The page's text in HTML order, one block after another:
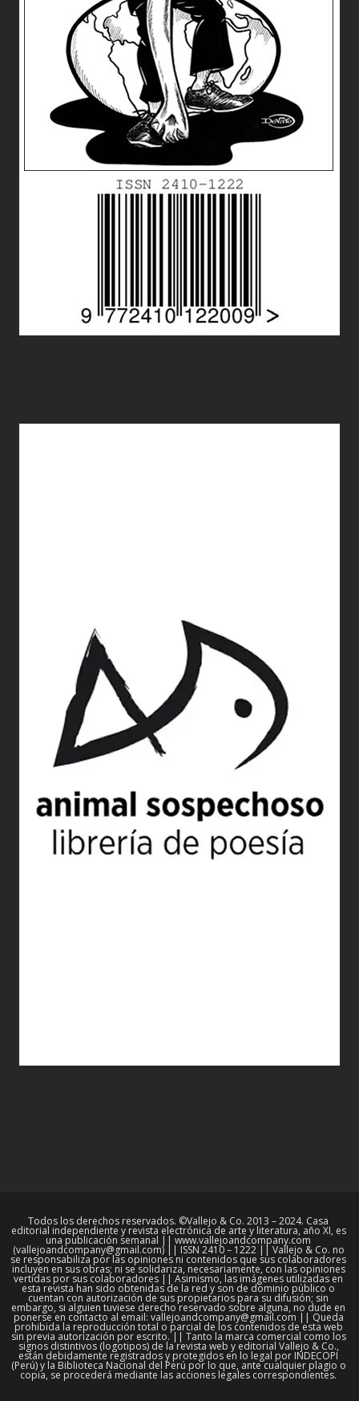
Todos los derechos reservados. ©Vallejo & Co. 2013 – 2024. Casa
editorial independiente y revista electrónica de arte y literatura, año XI, es
una publicación semanal || www.vallejoandcompany.com
(vallejoandcompany@gmail.com) || ISSN 2410 – 1222 || Vallejo & Co. no
se responsabiliza por las opiniones ni contenidos que sus colaboradores
incluyen en sus obras; ni se solidariza, necesariamente, con las opiniones
vertidas por sus colaboradores || Asimismo, las imágenes utilizadas en
esta revista han sido obtenidas de la red y son de dominio público o
cuentan con autorización de sus propietarios para su difusión; sin
embargo, si alguien tuviese derecho reservado sobre alguna, no dude en
ponerse en contacto al email: vallejoandcompany@gmail.com || Queda
prohibida la reproducción total o parcial de los contenidos de esta web
sin previa autorización por escrito. || Tanto la marca comercial como los
signos distintivos (logotipos) de la revista web y editorial Vallejo & Co.,
están debidamente registrados y protegidos en lo legal por INDECOPI
(Perú) y la Biblioteca Nacional del Perú por lo que, ante cualquier plagio o
copia, se procederá mediante las acciones legales correspondientes.